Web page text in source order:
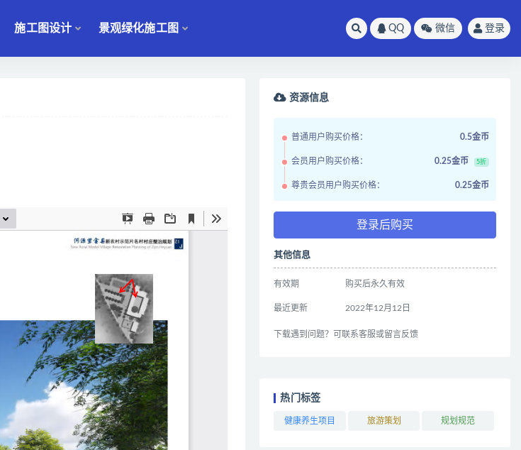
施工图设计 景观绿化施工图 QQ 微信 登录
资源信息
普通用户购买价格： 0.5金币
会员用户购买价格： 0.25金币 5折
尊贵会员用户购买价格： 0.25金币
登录后购买
其他信息
有效期 购买后永久有效
最近更新 2022年12月12日
下载遇到问题？可联系客服或留言反馈
热门标签
健康养生项目 旅游策划 规划规范